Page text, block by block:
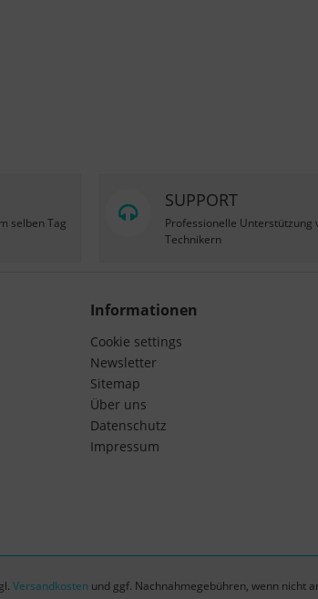
selben Tag
SUPPORT
Professionelle Unterstützung
Technikern
Informationen
Cookie settings
Newsletter
Sitemap
Über uns
Datenschutz
Impressum
Versandkostenund ggf. Nachnahmegebühren, wenn nicht